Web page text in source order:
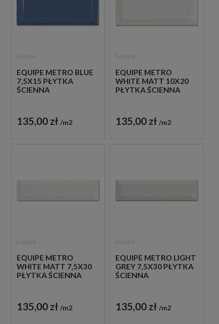
EQUIPE METRO BLUE
7,5X15 PŁYTKA
ŚCIENNA
135,00 zł m2
EQUIPE METRO
WHITE MATT 10X20
PŁYTKA ŚCIENNA
135,00 zł m2
EQUIPE METRO
WHITE MATT 7,5X30
PŁYTKA ŚCIENNA
135,00 zł m2
EQUIPE METRO LIGHT
GREY 7,5X30 PŁYTKA
ŚCIENNA
135,00 zł m2